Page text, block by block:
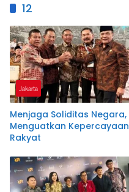
12
Jakarta
Menjaga Soliditas Negara,
Menguatkan Kepercayaan
Rakyat